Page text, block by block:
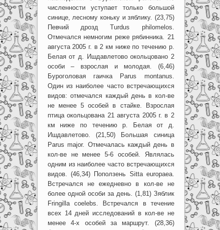
численности уступает только большой
синице, лесному коньку и зяблику. (23,75)
Певчий дрозд Turdus philomelos.
Отмечался немногим реже рябинника. 21
августа 2005 г. в 2 км ниже по течению р.
Белая от д. Ишдавлетово окольцовано 2
особи – взрослая и молодая. (6,46)
Буроголовая гаичка Parus montanus.
Один из наиболее часто встречающихся
видов: отмечался каждый день в кол-ве
не менее 5 особей в стайке. Взрослая
птица окольцована 21 августа 2005 г. в 2
км ниже по течению р. Белая от д.
Ишдавлетово. (21,50) Большая синица
Parus majоr. Отмечалась каждый день в
кол-ве не менее 5-6 особей. Являлась
одним из наиболее часто встречающихся
видов. (46,34) Поползень Sitta europaea.
Встречался не ежедневно в кол-ве не
более одной особи за день. (1,81) Зяблик
Fringilla coelebs. Встречался в течение
всех 14 дней исследований в кол-ве не
менее 4-х особей за маршрут. (28,36)